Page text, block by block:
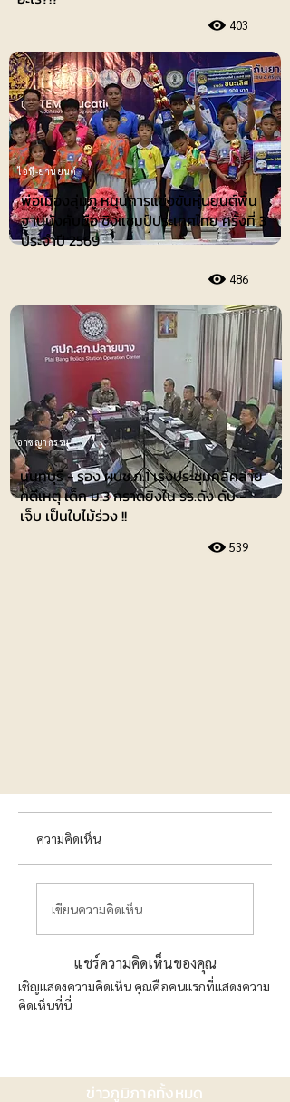
403
ไอที-ยานยนต์
พ่อเมืองลุ่มภู หนุนการแข่งขันหุ่นยนต์พื้น
ฐานบังคับมือ ชิงแชมป์ประเทศไทย ครั้งที่ 3
ประจำปี 2569
486
นนทบุรี - รอง ผบช.ภ.1 เร่งประชุมคลี่คลาย
คดีเหตุ เด็ก ม.3 กราดยิงใน รร.ดัง ดับ -
เจ็บ เป็นใบไม้ร่วง !!
539
อาชญากรรม
ความคิดเห็น
เขียนความคิดเห็น
แชร์ความคิดเห็นของคุณ
เชิญแสดงความคิดเห็น คุณคือคนแรกที่แสดงความ
คิดเห็นที่นี่
ข่าวภูมิภาคทั้งหมด